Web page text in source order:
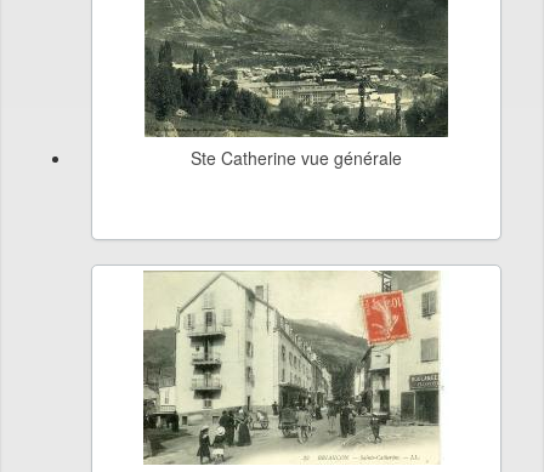
Ste Catherine vue générale